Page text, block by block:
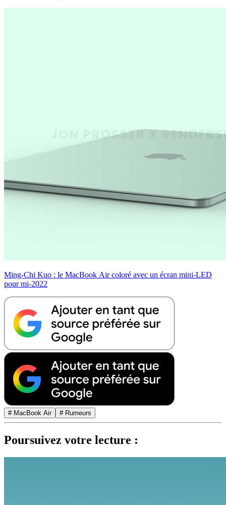
Ming-Chi Kuo : le MacBook Air coloré avec un écran mini-LED
pour mi-2022
# MacBook Air # Rumeurs
Poursuivez votre lecture :